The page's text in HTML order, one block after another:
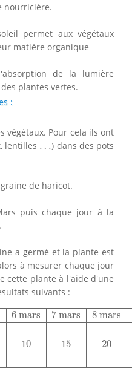
nourricière.
permet aux végétaux
matière organique
de la lumière
plantes vertes.
:
végétaux. Pour cela ils ont
lentilles …
… ) dans des pots
de haricot.
puis chaque jour à la
a germé et la plante est
à mesurer chaque jour
cette plante à l'aide d'une
suivants :
6 mars 7 mars
8 mars
10 15
20
7 mars8 mars9 marsTaille